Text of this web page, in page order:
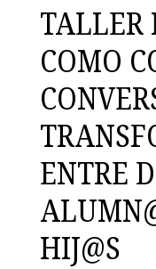
TALLER
COMO
ENTRE
HIJ@S